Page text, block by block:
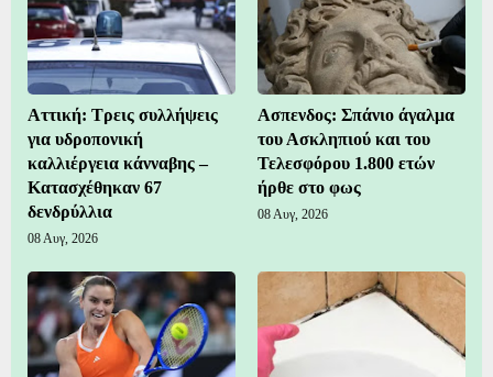
Αττική: Τρεις συλλήψεις
για υδροπονική
καλλιέργεια κάνναβης –
Κατασχέθηκαν 67
δενδρύλλια
08 Αυγ, 2026
Ασπενδος: Σπάνιο άγαλμα
του Ασκληπιού και του
Τελεσφόρου 1.800 ετών
ήρθε στο φως
08 Αυγ, 2026